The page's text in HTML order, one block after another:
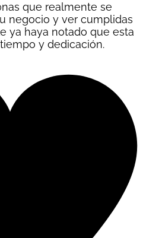
que realmente se
negocio y ver cumplidas
ya haya notado que esta
y dedicación.